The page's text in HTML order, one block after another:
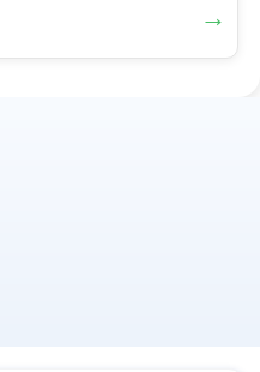
→